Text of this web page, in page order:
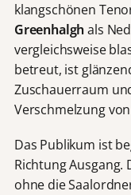
klangschönen
Greenhalghals
vergleichsweise
betreut, ist
Zuschauerraum
Verschmelzung
Das Publikum ist
Richtung Ausgang.
ohne die